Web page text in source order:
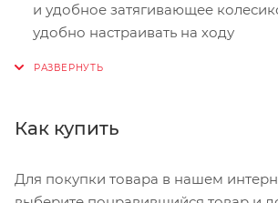
и удобное затягивающее
удобно настраивать на ходу
Система охлаждения 4D с
позволяют использовать большие
Как купить
Для покупки товара в нашем